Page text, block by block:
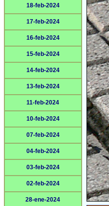
18-feb-2024
17-feb-2024
16-feb-2024
15-feb-2024
14-feb-2024
13-feb-2024
11-feb-2024
10-feb-2024
07-feb-2024
04-feb-2024
03-feb-2024
02-feb-2024
28-ene-2024